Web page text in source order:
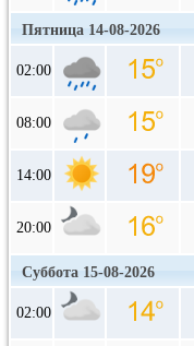
Пятница 14-08-2026
02:00
08:00
14:00
20:00
Суббота 15-08-2026
02:00